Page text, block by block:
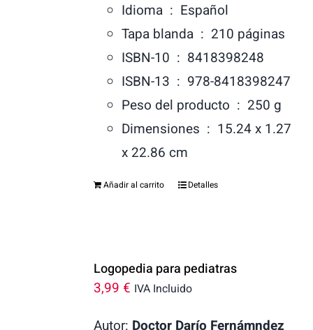
Idioma ‏ : ‎ Español
Tapa blanda ‏ : ‎ 210 páginas
ISBN-10 ‏ : ‎ 8418398248
ISBN-13 ‏ : ‎ 978-8418398247
Peso del producto ‏ : ‎ 250 g
Dimensiones ‏ : ‎ 15.24 x 1.27
x 22.86 cm
Añadir al carrito Detalles
Logopedia para pediatras
3,99 € IVA Incluido
Autor: Doctor Darío Fernámndez